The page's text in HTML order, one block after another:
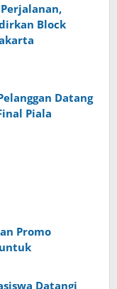
Block
Datang
Piala
Promo
Datangi